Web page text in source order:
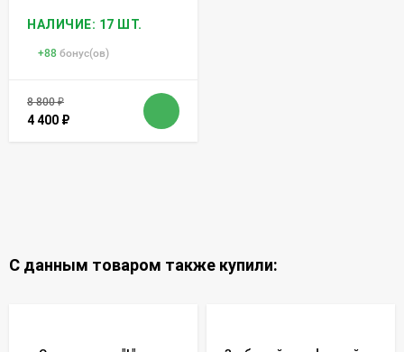
НАЛИЧИЕ: 17 ШТ.
+88 бонус(ов)
8 800₽
4 400 ₽
С данным товаром также купили: